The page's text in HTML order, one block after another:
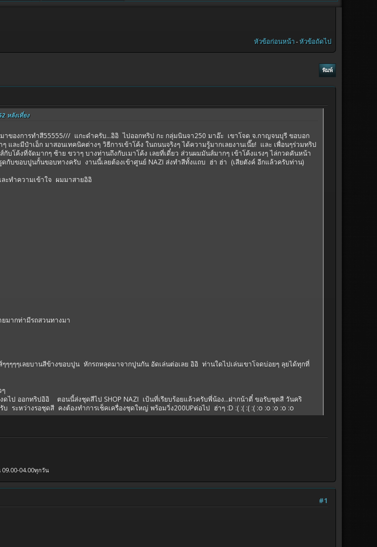
หัวข้อก่อนหน้า-หัวข้อถัดไป
พิมพ์
หลังเที่ยง
าของการทำสี55555/// แกะดำครับ...อิอิ ไปออกทริป กะ กลุ่มนินจา250 มาอ๊ะ เขาโจด จ.กาญจนบุรี ขอบอก
ละมีป๋าเอ็ก มาสอนเทคนิคต่างๆ วิธีการเข้าโค้ง ในถนนจริงๆ ได้ความรู้มากเลยงานเนี๊ย! และ เพื่อนๆร่วมทริป
บโค้งที่จัดมากๆ ซ้าย ขวาๆ บางท่านถึงกับเมาโค้ง เลยที่เดี๋ยว ส่วนผมมันส์มากๆ เข้าโค้งแรงๆ ไล่กวดคันหน้า
ดกับขอบปูนกั้นขอบทางครับ งานนี้เลยต้องเข้าศูนย์ NAZI ส่งทำสีทั้งแถบ ฮ่า ฮ่า (เสียตังค์ อีกแล้วครับท่าน)
วามเข้าใจ ผมมาสายอิอิ
ากท่ามีรถสวนทางมา
ๆๆๆเลยบานสีข้างขอบปูน หักรถหลุดมาจากปูนกัน อัดเล่นต่อเลย อิอิ ท่านใดไปเล่นเขาโจดบ่อยๆ ลุยได้ทุกที่
ไป ออกทริปอิอิ ตอนนี้ส่งชุดสีไป SHOP NAZI เป้นที่เรียบร้อยแล้วครับพี่น้อง...ฝากน้าตี๋ ขอรับชุดสี วันคริ
ระหว่างรอชุดสี คงต้องทำการเช็คเครื่องชุดใหญ่ พร้อมวิ่ง200UPต่อไป ฮ่าๆ :D :( :( :( :( :o :o :o :o :o
04.00ทุกวัน
#1